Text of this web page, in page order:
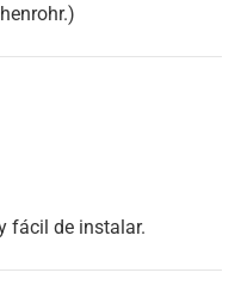
fácil de instalar.